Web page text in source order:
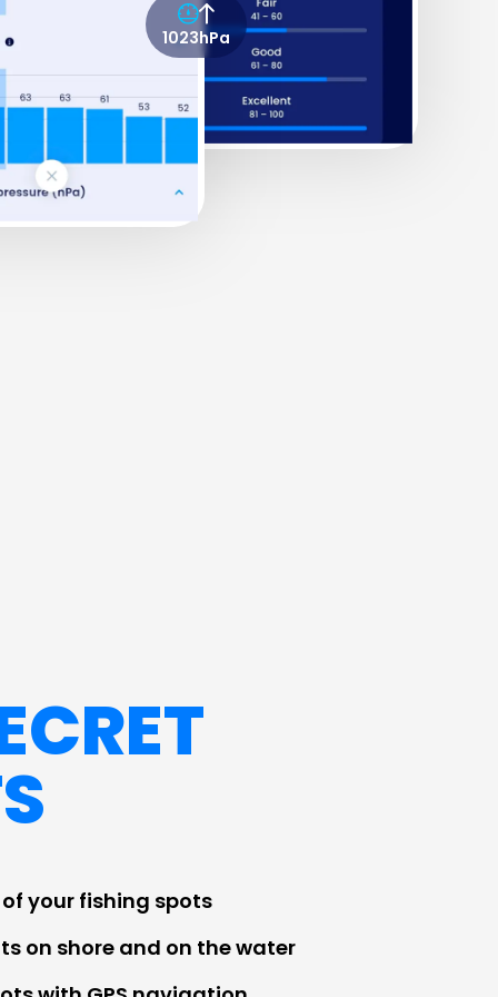
1023hPa
your fishing spots
on shore and on the water